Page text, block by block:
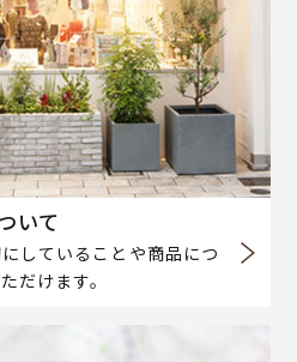
いて
していることや商品につ
だけます。